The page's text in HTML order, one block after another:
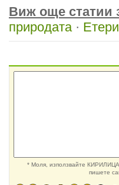
Виж още статии
природата·
* Моля, използвайте
пишете